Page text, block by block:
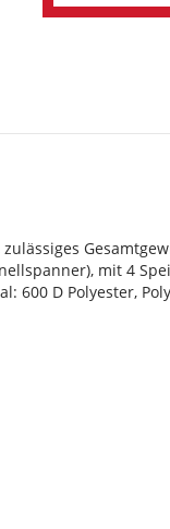
mit 4
D Polyester,